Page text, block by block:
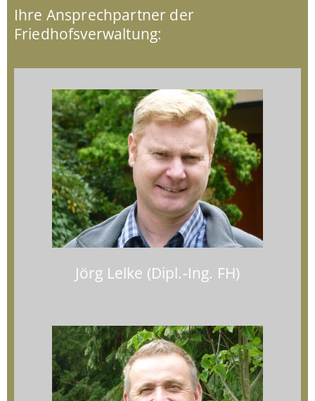
Ihre Ansprechpartner der
Friedhofsverwaltung:
Jörg Lelke (Dipl.-Ing. FH)